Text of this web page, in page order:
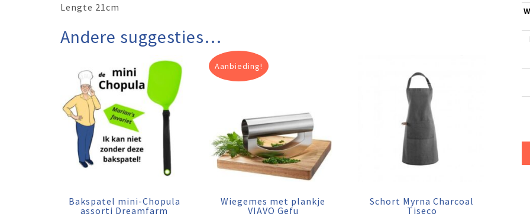
Lengte 21cm
Andere suggesties…
Bakspatel mini-Chopula
assorti Dreamfarm
Aanbieding!
Wiegemes met plankje
VIAVO Gefu
Schort Myrna Charcoal
Tiseco